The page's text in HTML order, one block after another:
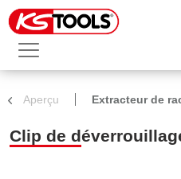
Aperçu Extracteur de
Clip de